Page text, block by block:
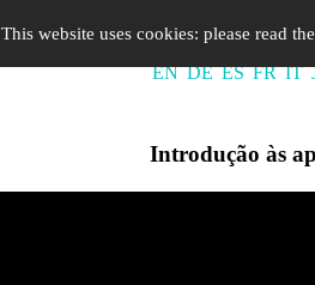
This website uses cookies: please read
EN DE ES FR IT
Introdução às